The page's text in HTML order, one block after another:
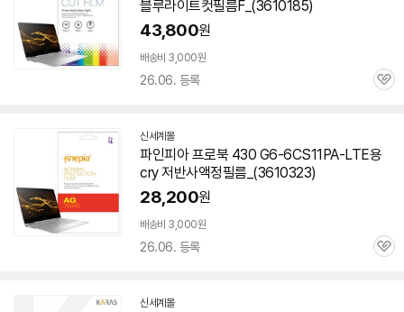
블루라이트컷필름F_(3610185)
43,800원
배송비 3,000원
26.06. 등록
관
신세계몰
파인피아 프로북 430 G6-6CS11PA-LTE용
cry 저반사액정필름_(3610323)
28,200원
배송비 3,000원
26.06. 등록
관
신세계몰